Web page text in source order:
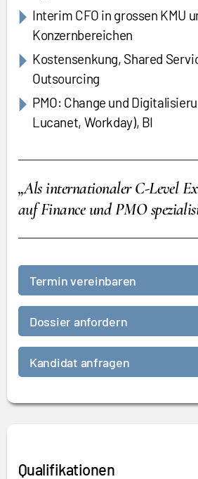
Interim CFO in grossen KMU
Konzernbereichen
Kostensenkung, Shared
Outsourcing
PMO: Change und
Lucanet, Workday), BI
„Als internationaler C-Level
auf Finance und PMO
Termin vereinbaren
Dossier anfordern
Kandidat anfragen
Qualifikationen